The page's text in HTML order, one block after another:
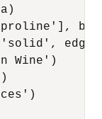
Wine')